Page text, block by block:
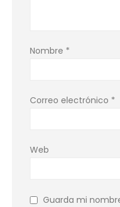
Nombre *
Correo electrónico *
Web
Guarda mi